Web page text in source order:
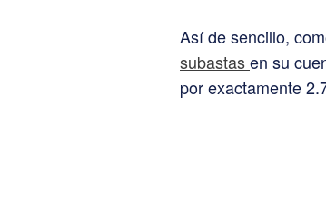
Así de sencillo,
subastasen su
por exactamente